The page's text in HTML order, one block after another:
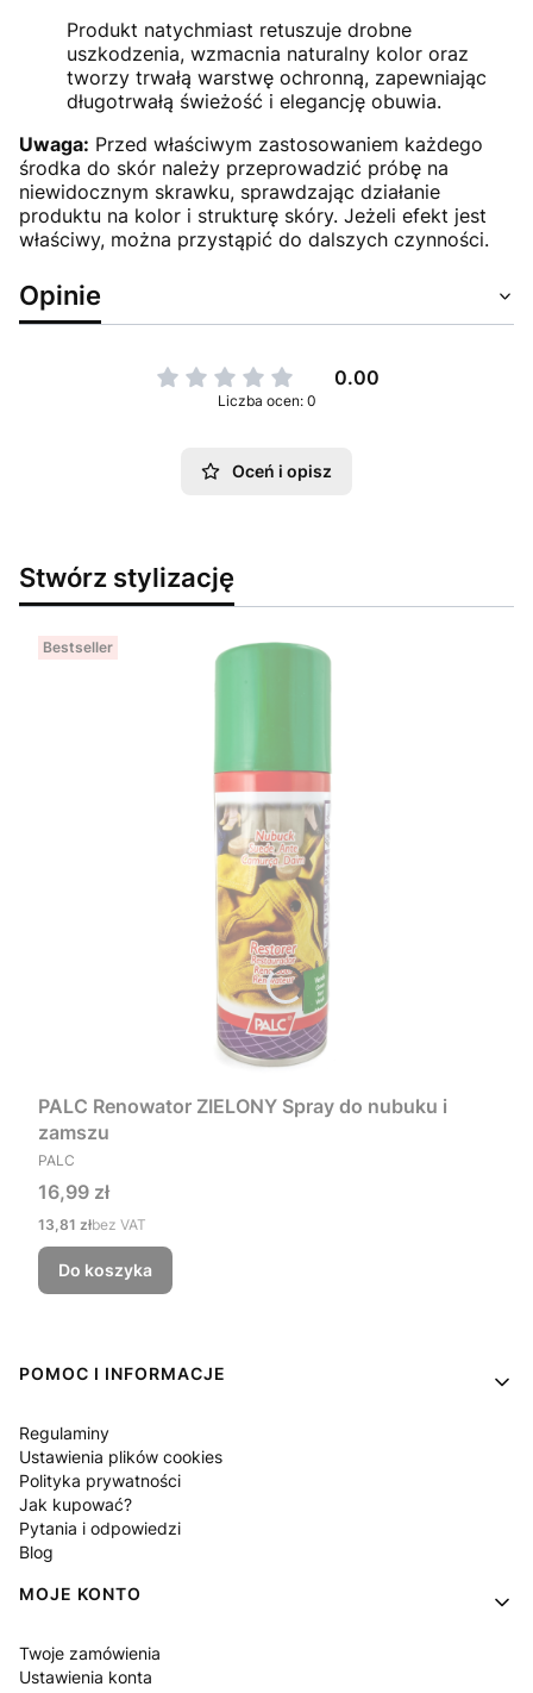
Produkt natychmiast retuszuje drobne
uszkodzenia, wzmacnia naturalny kolor oraz
tworzy trwałą warstwę ochronną, zapewniając
długotrwałą świeżość i elegancję obuwia.
Uwaga: Przed właściwym zastosowaniem każdego
środka do skór należy przeprowadzić próbę na
niewidocznym skrawku, sprawdzając działanie
produktu na kolor i strukturę skóry. Jeżeli efekt jest
właściwy, można przystąpić do dalszych czynności.
Opinie
0.00
Liczba ocen: 0
Oceń i opisz
Stwórz stylizację
Bestseller
PALC Renowator ZIELONY Spray do nubuku i
zamszu
PRODUCENT
PALC
Cena
16,99 zł
Cena
13,81 złbez VAT
Do koszyka
Linki w stopce
POMOC I INFORMACJE
Regulaminy
Ustawienia plików cookies
Polityka prywatności
Jak kupować?
Pytania i odpowiedzi
Blog
MOJE KONTO
Twoje zamówienia
Ustawienia konta